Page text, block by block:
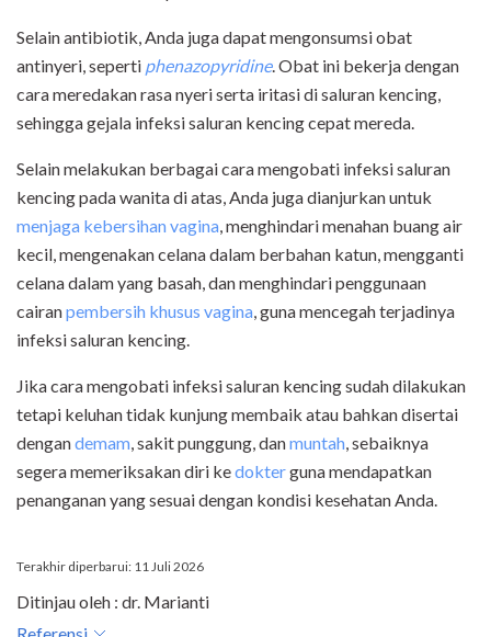
Selain antibiotik, Anda juga dapat mengonsumsi obat
antinyeri, seperti phenazopyridine. Obat ini bekerja dengan
cara meredakan rasa nyeri serta iritasi di saluran kencing,
sehingga gejala infeksi saluran kencing cepat mereda.
Selain melakukan berbagai cara mengobati infeksi saluran
kencing pada wanita di atas, Anda juga dianjurkan untuk
menjaga kebersihan vagina , menghindari menahan buang air
kecil, mengenakan celana dalam berbahan katun, mengganti
celana dalam yang basah, dan menghindari penggunaan
cairanpembersih khusus vagina , guna mencegah terjadinya
infeksi saluran kencing.
Jika cara mengobati infeksi saluran kencing sudah dilakukan
tetapi keluhan tidak kunjung membaik atau bahkan disertai
dengandemam , sakit punggung, danmuntah , sebaiknya
segera memeriksakan diri kedokterguna mendapatkan
penanganan yang sesuai dengan kondisi kesehatan Anda.
Terakhir diperbarui: 11 Juli 2026